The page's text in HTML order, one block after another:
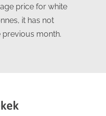
price for white
it has not
month.